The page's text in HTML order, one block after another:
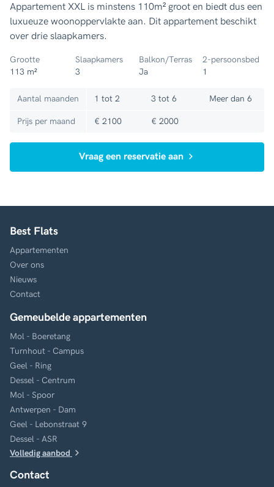
Appartement XXL is minstens 110m² groot en biedt dus een
luxueuze woonoppervlakte aan. Dit appartement beschikt
over drie slaapkamers.
Grootte Slaapkamers Balkon/Terras
2-persoonsbed
113 m²
3 Ja 1
Aantal maanden 1 tot 2 3 tot 6 Meer dan 6
Prijs per maand € 2100 € 2000
Vraag een reservatie aan
Best Flats
Appartementen
Over ons
Nieuws
Contact
Gemeubelde appartementen
Mol - Boeretang
Turnhout - Campus
Geel - Ring
Dessel - Centrum
Mol - Spoor
Antwerpen - Dam
Geel - Lebonstraat 9
Dessel - ASR
Volledig aanbod
Contact